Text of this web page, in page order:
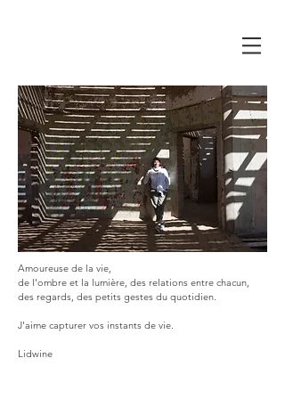
Amoureuse de la vie,
de l'ombre et la lumière, des relations entre chacun,
des regards, des petits gestes du quotidien.
J'aime capturer vos instants de vie.
Lidwine